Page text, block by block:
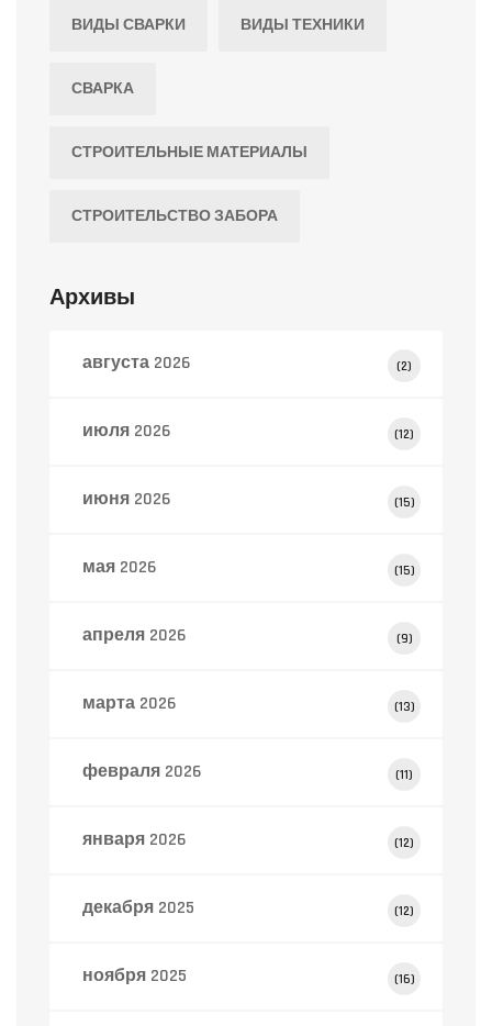
ВИДЫ СВАРКИ ВИДЫ ТЕХНИКИ
СВАРКА
СТРОИТЕЛЬНЫЕ МАТЕРИАЛЫ
СТРОИТЕЛЬСТВО ЗАБОРА
Архивы
августа 2026 (2)
июля 2026 (12)
июня 2026 (15)
мая 2026 (15)
апреля 2026 (9)
марта 2026 (13)
февраля 2026 (11)
января 2026 (12)
декабря 2025 (12)
ноября 2025 (16)